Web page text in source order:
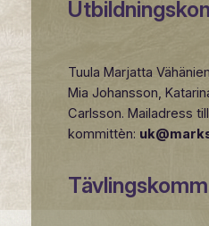
Tuula Marjatta
Mia Johansson,
Carlsson. Mailadress
kommittèn: